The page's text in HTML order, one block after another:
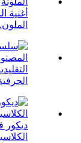
أغنية
ديكور